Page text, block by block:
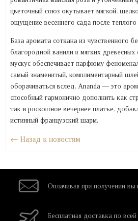
цветочный союз окутывает мягкой,
ощущение весеннего сада после
База аромата соткана из чувственного
благородной ванили и мягких
мускус обеспечивает парфюму
самый знаменитый, комплиментарный
оборачиваться вслед. Ananda — это
способный гармонично дополнить как
так и роскошное вечернее платье,
истинный французский шарм.
← Назад к новостям
Оплачивая при получении вы
Бесплатная доставка по